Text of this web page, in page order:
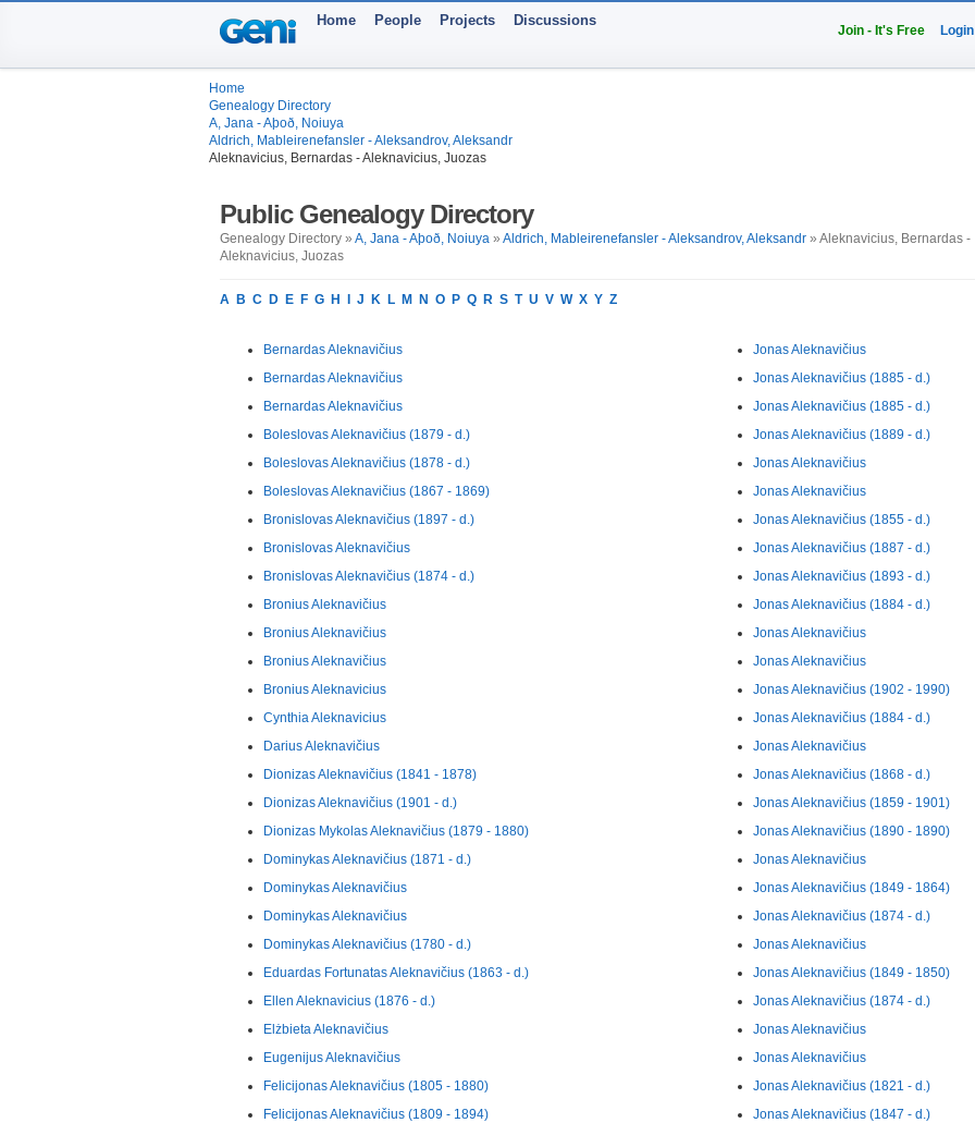
Join - It's Free Login
Home People Projects Discussions
Home
Genealogy Directory
A, Jana - Aþoð, Noiuya
Aldrich, Mableirenefansler - Aleksandrov, Aleksandr
Aleknavicius, Bernardas - Aleknavicius, Juozas
Public Genealogy Directory
Genealogy Directory » A, Jana - Aþoð, Noiuya » Aldrich, Mableirenefansler - Aleksandrov, Aleksandr » Aleknavicius, Bernardas -
Aleknavicius, Juozas
A B C D E F G H J K L M N O P Q R S T U V W X Y Z
Bernardas Aleknavičius
Bernardas Aleknavičius
Bernardas Aleknavičius
Boleslovas Aleknavičius (1879 - d.)
Boleslovas Aleknavičius (1878 - d.)
Boleslovas Aleknavičius (1867 - 1869)
Bronislovas Aleknavičius (1897 - d.)
Bronislovas Aleknavičius
Bronislovas Aleknavičius (1874 - d.)
Bronius Aleknavičius
Bronius Aleknavičius
Bronius Aleknavičius
Bronius Aleknavicius
Cynthia Aleknavicius
Darius Aleknavičius
Dionizas Aleknavičius (1841 - 1878)
Dionizas Aleknavičius (1901 - d.)
Dionizas Mykolas Aleknavičius (1879 - 1880)
Dominykas Aleknavičius (1871 - d.)
Dominykas Aleknavičius
Dominykas Aleknavičius
Dominykas Aleknavičius (1780 - d.)
Eduardas Fortunatas Aleknavičius (1863 - d.)
Ellen Aleknavicius (1876 - d.)
Elżbieta Aleknavičius
Eugenijus Aleknavičius
Felicijonas Aleknavičius (1805 - 1880)
Felicijonas Aleknavičius (1809 - 1894)
Jonas Aleknavičius
Jonas Aleknavičius (1885 - d.)
Jonas Aleknavičius (1885 - d.)
Jonas Aleknavičius (1889 - d.)
Jonas Aleknavičius
Jonas Aleknavičius
Jonas Aleknavičius (1855 - d.)
Jonas Aleknavičius (1887 - d.)
Jonas Aleknavičius (1893 - d.)
Jonas Aleknavičius (1884 - d.)
Jonas Aleknavičius
Jonas Aleknavičius
Jonas Aleknavičius (1902 - 1990)
Jonas Aleknavičius (1884 - d.)
Jonas Aleknavičius
Jonas Aleknavičius (1868 - d.)
Jonas Aleknavičius (1859 - 1901)
Jonas Aleknavičius (1890 - 1890)
Jonas Aleknavičius
Jonas Aleknavičius (1849 - 1864)
Jonas Aleknavičius (1874 - d.)
Jonas Aleknavičius
Jonas Aleknavičius (1849 - 1850)
Jonas Aleknavičius (1874 - d.)
Jonas Aleknavičius
Jonas Aleknavičius
Jonas Aleknavičius (1821 - d.)
Jonas Aleknavičius (1847 - d.)